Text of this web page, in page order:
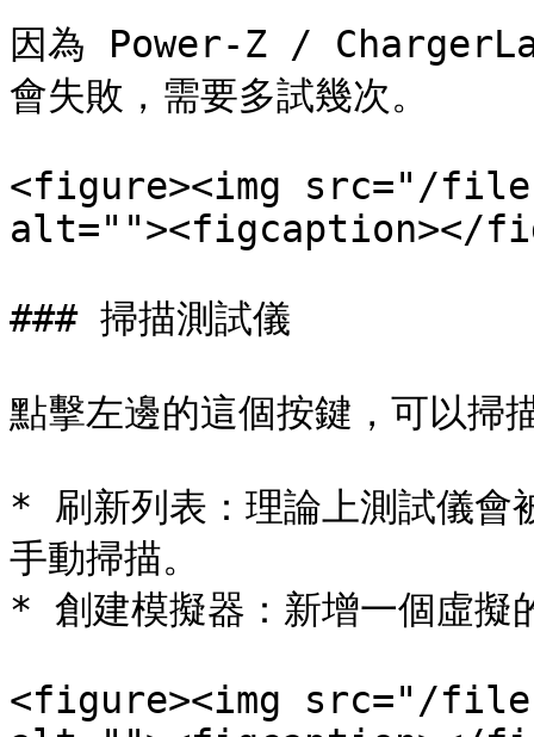
因為 Power-Z /
會失敗，需要多試幾次。
<figure><img src="/
alt=""><figcaption></
### 掃描測試儀
點擊左邊的這個按鍵，可以掃
* 刷新列表：理論上測試儀會
手動掃描。
* 創建模擬器：新增一個虛擬
<figure><img src="/files/